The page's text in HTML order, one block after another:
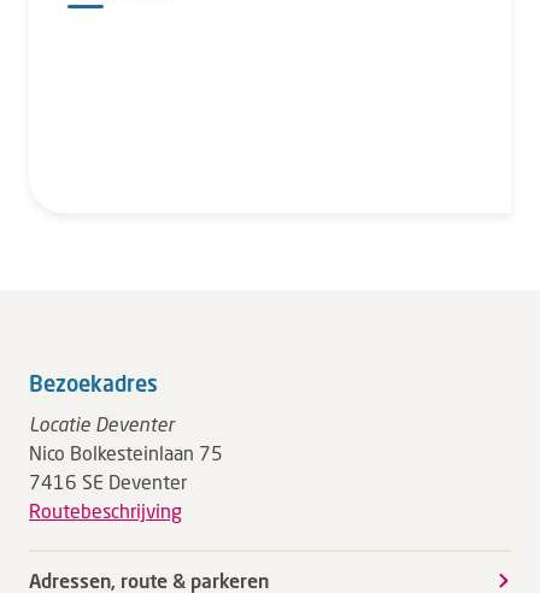
Bezoekadres
Locatie Deventer
Nico Bolkesteinlaan 75
7416 SE Deventer
Routebeschrijving
Adressen, route & parkeren